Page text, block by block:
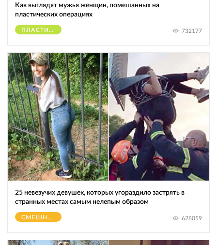
Как выглядят мужья женщин, помешанных на
пластических операциях
ПЛАСТИЧЕСКИЕ ОПЕРАЦИИ 732177
25 невезучих девушек, которых угораздило застрять в
странных местах самым нелепым образом
СМЕШНОЕ 628059